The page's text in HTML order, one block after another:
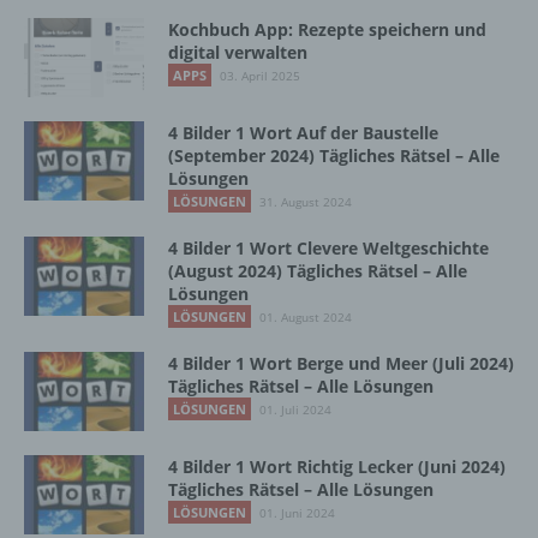
Kochbuch App: Rezepte speichern und
digital verwalten
APPS 03. April 2025
4 Bilder 1 Wort Auf der Baustelle
(September 2024) Tägliches Rätsel – Alle
Lösungen
LÖSUNGEN 31. August 2024
4 Bilder 1 Wort Clevere Weltgeschichte
(August 2024) Tägliches Rätsel – Alle
Lösungen
LÖSUNGEN 01. August 2024
4 Bilder 1 Wort Berge und Meer (Juli 2024)
Tägliches Rätsel – Alle Lösungen
LÖSUNGEN 01. Juli 2024
4 Bilder 1 Wort Richtig Lecker (Juni 2024)
Tägliches Rätsel – Alle Lösungen
LÖSUNGEN 01. Juni 2024
Vorgang oder jede solche Vorgangsreihe im
Zusammenhang mit personenbezogenen
Daten wie das Erheben, das Erfassen, die
die Anpassung oder Veränderung, das
Auslesen, das Abfragen, die Verwendung,
die Offenlegung durch Übermittlung,
Verbreitung oder eine andere Form der
Bereitstellung, den Abgleich oder die
Verknüpfung, die Einschränkung, das
Löschen oder die Vernichtung.
Einschränkung der Verarbeitung ist die
Markierung gespeicherter
künftige Verarbeitung einzuschränken.